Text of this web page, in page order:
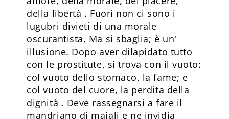
della libertà . Fuori non ci sono i
lugubri divieti di una morale
oscurantista. Ma si sbaglia; è un'
illusione. Dopo aver dilapidato tutto
con le prostitute, si trova con il vuoto:
col vuoto dello stomaco, la fame; e
col vuoto del cuore, la perdita della
dignità . Deve rassegnarsi a fare il
mandriano di maiali e ne invidia